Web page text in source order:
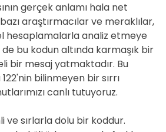
gerçek anlamı hala net
araştırmacılar ve meraklılar,
hesaplamalarla analiz etmeye
de bu kodun altında karmaşık bir
bir mesaj yatmaktadır. Bu
bilinmeyen bir sırrı
canlı tutuyoruz.
ve sırlarla dolu bir koddur.